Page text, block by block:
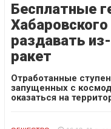
Бесплатные
раздавать
ракет
Отработанные
запущенных с
оказаться на